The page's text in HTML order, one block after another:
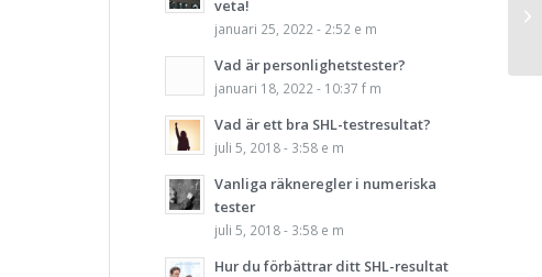
veta!
januari 25, 2022 - 2:52 e m
Vad är personlighetstester?
januari 18, 2022 - 10:37 f m
Vad är ett bra SHL-testresultat?
juli 5, 2018 - 3:58 e m
Vanliga räkneregler i numeriska
tester
juli 5, 2018 - 3:58 e m
Hur du förbättrar ditt SHL-resultat